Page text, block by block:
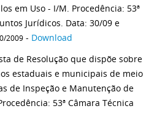
em Uso - I/M. Procedência: 53ª
Jurídicos. Data: 30/09 e
2009 - Download
de Resolução que dispõe sobre
estaduais e municipais de meio
de Inspeção e Manutenção de
53ª Câmara Técnica